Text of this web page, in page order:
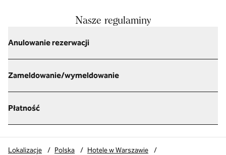
Nasze regulaminy
Anulowanie rezerwacji
Zameldowanie/wymeldowanie
Płatność
Lokalizacje / Polska / Hotele w Warszawie
/